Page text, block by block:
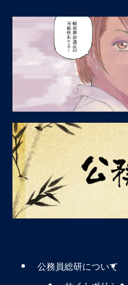
公務員総研について